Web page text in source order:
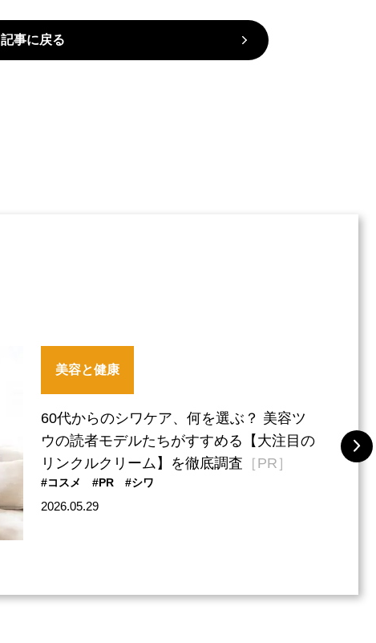
記事に戻る
美容と健康
60代からのシワケア、何を選ぶ？ 美容ツ
ウの読者モデルたちがすすめる【大注目の
リンクルクリーム】を徹底調査 ［PR］
#コスメ #PR #シワ
2026.05.29